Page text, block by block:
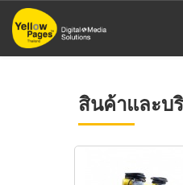
ข้าม
ไป
สินค้าและบ